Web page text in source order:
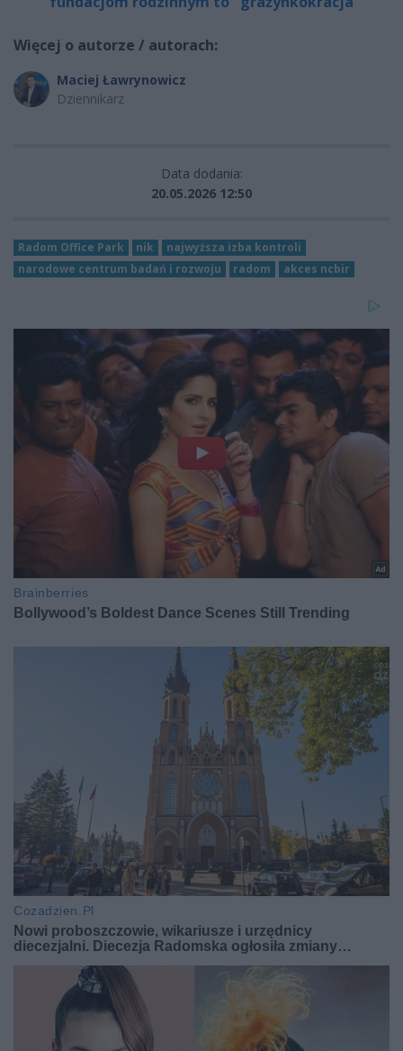
Więcej o autorze / autorach:
Maciej Ławrynowicz
Dziennikarz
Data dodania:
20.05.2026 12:50
Radom Office Park nik
najwyższa izba kontroli
narodowe centrum badań i rozwoju
radom akces ncbir